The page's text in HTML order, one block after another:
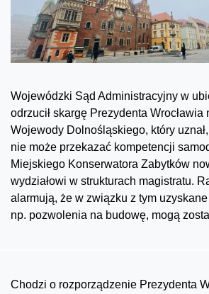
Wojewódzki Sąd Administracyjny w
odrzucił skargę Prezydenta
Wojewody Dolnośląskiego, który
nie może przekazać kompetencji
Miejskiego Konserwatora Zabytków
wydziałowi w strukturach magistratu.
alarmują, że w związku z tym
np. pozwolenia na budowę, mogą
Chodzi o rozporządzenie Prezydenta